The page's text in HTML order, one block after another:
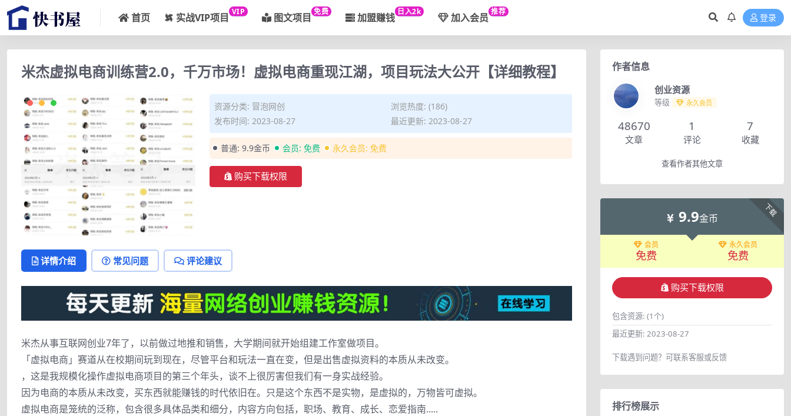
首页 实战VIP项目 VIP 图文项目 免费 加盟赚钱 日入2k 加入会员 推荐
登录
米杰虚拟电商训练营2.0，千万市场！虚拟电商重现江湖，项目玩法大公开【详细教程】
资源分类: 冒泡网创
浏览热度: (186)
发布时间: 2023-08-27
最近更新: 2023-08-27
普通: 9.9金币 会员: 免费 永久会员: 免费
购买下载权限
详情介绍 常见问题 评论建议
米杰从事互联网创业7年了，以前做过地推和销售，大学期间就开始组建工作室做项目。
「虚拟电商」赛道从在校期间玩到现在，尽管平台和玩法一直在变，但是出售虚拟资料的本质从未改变。
，这是我规模化操作虚拟电商项目的第三个年头，谈不上很厉害但我们有一身实战经验。
因为电商的本质从未改变，买东西就能赚钱的时代依旧在。只是这个东西不是实物，是虚拟的，万物皆可虚拟。
虚拟电商是笼统的泛称，包含很多具体品类和细分，内容方向包括，职场、教育、成长、恋爱指南.....
作者信息
创业资源
等级 永久会员
48670
文章
1
评论
7
收藏
查看作者其他文章
下载
9.9金币
会员
免费
永久会员
免费
购买下载权限
包含资源: (1个)
最近更新: 2023-08-27
下载遇到问题？可联系客服或反馈
排行榜展示